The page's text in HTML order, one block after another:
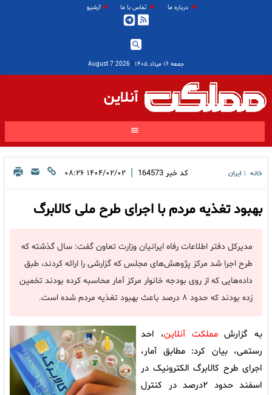
درباره ما تماس با ما آرشیو
جمعه ۱۶ مرداد ۱۴۰۵ |
2026 August 7
آنلاین
خانه ایران کد خبر 164573
| ۱۴۰۴/۰۲/۰۲ ۰۸:۲۶
بهبود تغذیه مردم با اجرای طرح ملی کالابرگ
مدیرکل دفتر اطلاعات رفاه ایرانیان وزارت تعاون گفت: سال گذشته که
طرح اجرا شد مرکز پژوهش‌های مجلس که گزارشی را ارائه کردند، طبق
داده‌هایی که از روی بودجه خانوار مرکز آمار محاسبه کرده بودند تخمین
زده بودند که حدود ۸ درصد باعث بهبود تغذیه مردم شده است.
به گزارشمملکت آنلاین، احد
رستمی، بیان کرد: مطابق آمار،
اجرای طرح کالابرگ الکترونیک در
اسفند حدود ۲درصد در کنترل